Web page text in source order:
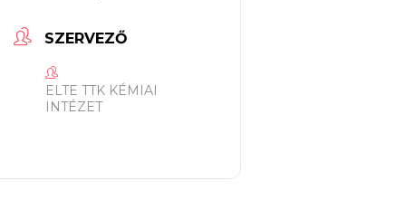
SZERVEZŐ
ELTE TTK KÉMIAI
INTÉZET